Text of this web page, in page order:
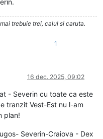
trebuie trei, calul si caruta.
1
16 dec. 2025, 09:02
- Severin cu toate ca este
tranzit Vest-Est nu l-am
plan!
Severin-Craiova - Dex